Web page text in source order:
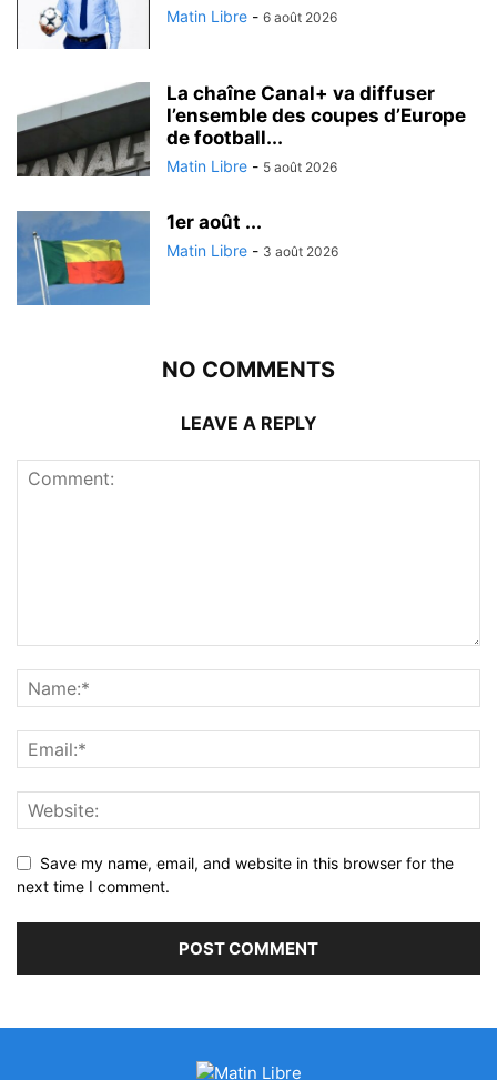
Matin Libre - 6 août 2026
La chaîne Canal+ va diffuser
l’ensemble des coupes d’Europe
de football...
Matin Libre - 5 août 2026
1er août ...
Matin Libre - 3 août 2026
NO COMMENTS
LEAVE A REPLY
Save my name, email, and website in this browser for the
next time I comment.